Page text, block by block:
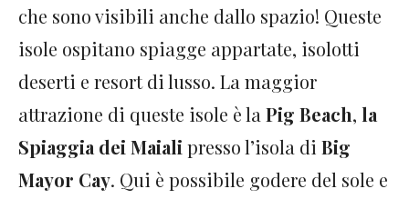
che sono visibili anche dallo spazio! Queste
isole ospitano spiagge appartate, isolotti
deserti e resort di lusso. La maggior
attrazione di queste isole è la Pig Beach, la
Spiaggia dei Maiali presso l’isola di Big
Mayor Cay. Qui è possibile godere del sole e